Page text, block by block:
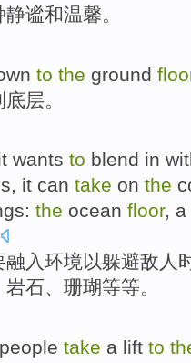
静谧和温馨。
to the ground
底层 。
wants to blend in
, it can take on the
: the ocean floor, a
融入环境以躲避敌人
岩石、珊瑚等等。
people take a lift to